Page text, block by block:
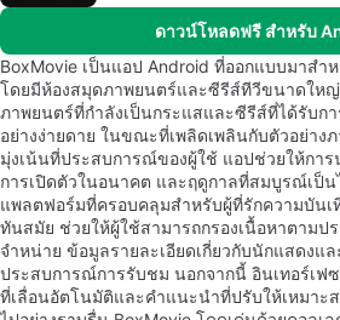
ดาวน์โหลดฟรี สำหรับ
BoxMovie เป็นแอป Android ที่ออกแบบมาส
โดยมีห้องสมุดภาพยนตร์และซีรีส์ทีวีขนาดใหญ่
ภาพยนตร์ที่กำลังเป็นกระแสและซีรีส์ที่ได้รับก
อย่างง่ายดาย ในขณะที่เพลิดเพลินกับตัวอย่าง
มุ่งเน้นที่ประสบการณ์ของผู้ใช้ แอปช่วยให้กา
การเปิดตัวในอนาคต และฤดูกาลที่สมบูรณ์เป็น
แพลตฟอร์มที่ครอบคลุมสำหรับผู้ที่รักความบันเ
ทันสมัย ช่วยให้ผู้ใช้สามารถกรองเนื้อหาตามป
จำหน่าย ข้อมูลรายละเอียดเกี่ยวกับนักแสดงแ
ประสบการณ์การรับชม นอกจากนี้ อินเทอร์เฟ
ที่เลื่อนอัตโนมัติและคำแนะนำที่ปรับให้เหมาะ